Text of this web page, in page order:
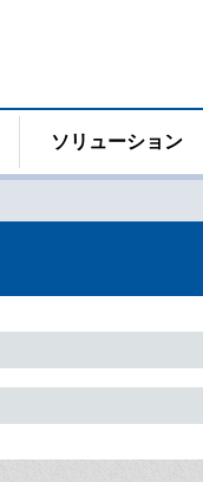
ソリューション